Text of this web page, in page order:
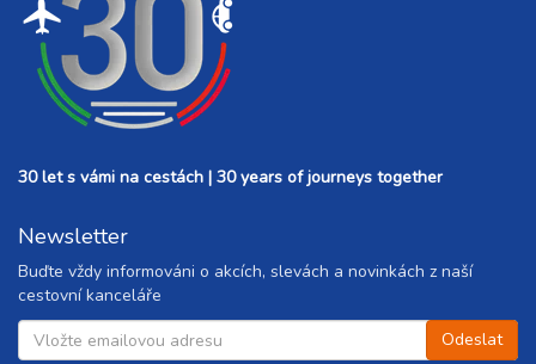
30 let s vámi na cestách | 30 years of journeys together
Newsletter
Buďte vždy informováni o akcích, slevách a novinkách z naší
cestovní kanceláře